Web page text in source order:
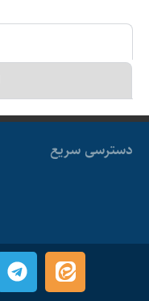
دسترسی سریع